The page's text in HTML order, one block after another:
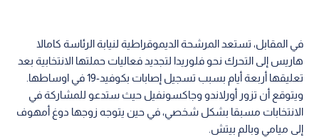
في المقابل، تستعد المرشحة الديموقراطية لنيابة الرئاسة كامالا
هاريس إلى التحرك نحو فلوريدا لتجديد فعاليات حملتها الانتخابية بعد
تعليقها أربعة أيام بسبب تسجيل إصابات بكوفيد-19 في اوساطها.
ويتوقع أن تزور أورلاندو وجاكسونفيل حيث ستدعو للمشاركة في
الانتخابات مسبقا بشكل شخصي، في حين يتوجه زوجها دوغ أمهوف
إلى ميامي وبالم بيتش.